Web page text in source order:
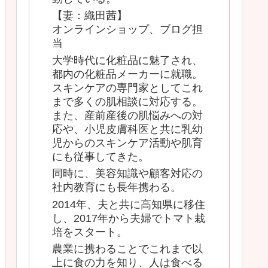
【妻：織田茜】
オンラインショップ、ブログ担
当
大学時代に化粧品に魅了され、
都内の化粧品メーカーに就職。
スキンケアの専門家としてこれ
まで多くの肌相談に対応する。
また、産前産後の肌悩みへの対
応や、小児皮膚科医と共に乳幼
児からのスキンケア活動や肌育
にも従事してきた。
同時に、美容知識や顧客対応の
社内教育にも長年携わる。
2014年、夫と共に高知県に移住
し、2017年から夫婦でトマト栽
培をスタート。
農業に携わることでこれまで以
上に食の力を知り、人は食べる